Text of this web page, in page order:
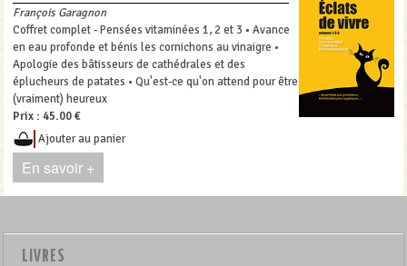
François Garagnon
Coffret complet - Pensées vitaminées 1, 2 et 3 • Avance
en eau profonde et bénis les cornichons au vinaigre •
Apologie des bâtisseurs de cathédrales et des
éplucheurs de patates • Qu'est-ce qu'on attend pour être
(vraiment) heureux
Prix :45.00 €
Ajouter au panier
En savoir +
LIVRES